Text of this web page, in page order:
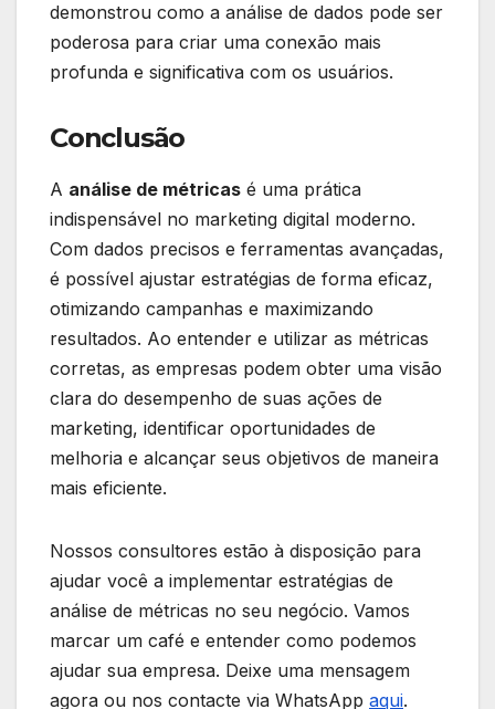
demonstrou como a análise de dados pode ser
poderosa para criar uma conexão mais
profunda e significativa com os usuários.
Conclusão
A análise de métricas é uma prática
indispensável no marketing digital moderno.
Com dados precisos e ferramentas avançadas,
é possível ajustar estratégias de forma eficaz,
otimizando campanhas e maximizando
resultados. Ao entender e utilizar as métricas
corretas, as empresas podem obter uma visão
clara do desempenho de suas ações de
marketing, identificar oportunidades de
melhoria e alcançar seus objetivos de maneira
mais eficiente.
Nossos consultores estão à disposição para
ajudar você a implementar estratégias de
análise de métricas no seu negócio. Vamos
marcar um café e entender como podemos
ajudar sua empresa. Deixe uma mensagem
agora ou nos contacte via WhatsApp aqui.